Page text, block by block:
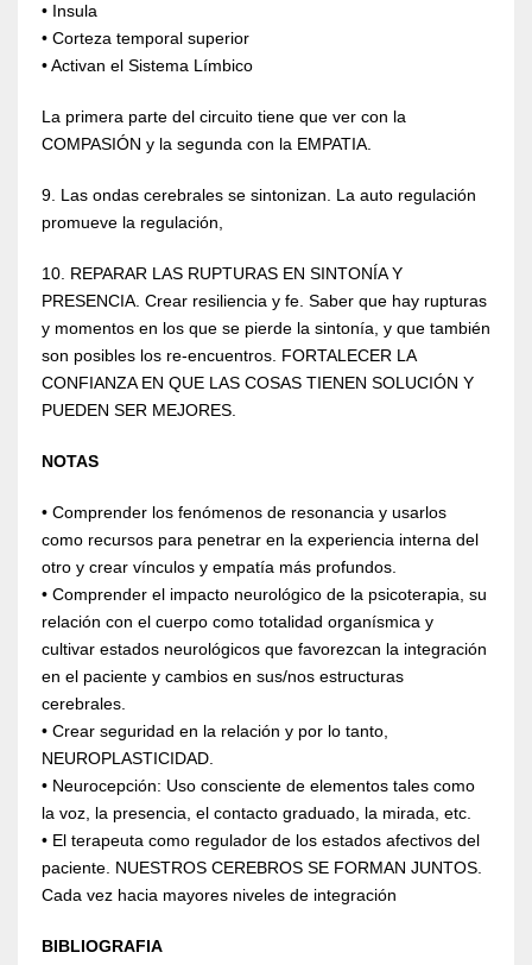
• Insula
• Corteza temporal superior
• Activan el Sistema Límbico
La primera parte del circuito tiene que ver con la
COMPASIÓN y la segunda con la EMPATIA.
9. Las ondas cerebrales se sintonizan. La auto regulación
promueve la regulación,
10. REPARAR LAS RUPTURAS EN SINTONÍA Y
PRESENCIA. Crear resiliencia y fe. Saber que hay rupturas
y momentos en los que se pierde la sintonía, y que también
son posibles los re-encuentros. FORTALECER LA
CONFIANZA EN QUE LAS COSAS TIENEN SOLUCIÓN Y
PUEDEN SER MEJORES.
NOTAS
• Comprender los fenómenos de resonancia y usarlos
como recursos para penetrar en la experiencia interna del
otro y crear vínculos y empatía más profundos.
• Comprender el impacto neurológico de la psicoterapia, su
relación con el cuerpo como totalidad organísmica y
cultivar estados neurológicos que favorezcan la integración
en el paciente y cambios en sus/nos estructuras
cerebrales.
• Crear seguridad en la relación y por lo tanto,
NEUROPLASTICIDAD.
• Neurocepción: Uso consciente de elementos tales como
la voz, la presencia, el contacto graduado, la mirada, etc.
• El terapeuta como regulador de los estados afectivos del
paciente. NUESTROS CEREBROS SE FORMAN JUNTOS.
Cada vez hacia mayores niveles de integración
BIBLIOGRAFIA